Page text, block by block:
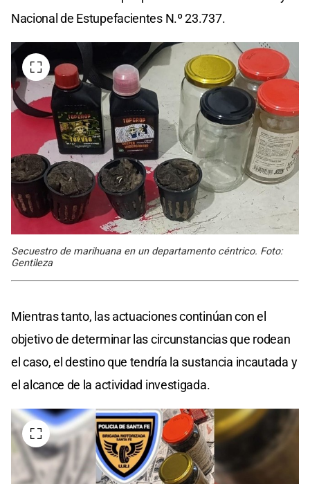
Nacional de Estupefacientes N.º 23.737.
Secuestro de marihuana en un departamento céntrico. Foto:
Gentileza
Mientras tanto, las actuaciones continúan con el
objetivo de determinar las circunstancias que rodean
el caso, el destino que tendría la sustancia incautada y
el alcance de la actividad investigada.